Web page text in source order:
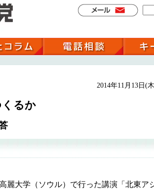
2014年11月13日(
るか
麗大学（ソウル）で行った講演「北東ア